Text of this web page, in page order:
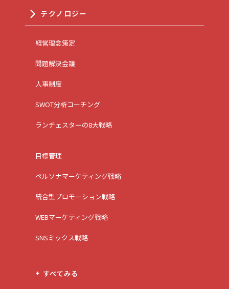
テクノロジー
経営理念策定
問題解決会議
人事制度
SWOT分析コーチング
ランチェスターの8大戦略
目標管理
ペルソナマーケティング戦略
統合型プロモーション戦略
WEBマーケティング戦略
SNSミックス戦略
+ すべてみる